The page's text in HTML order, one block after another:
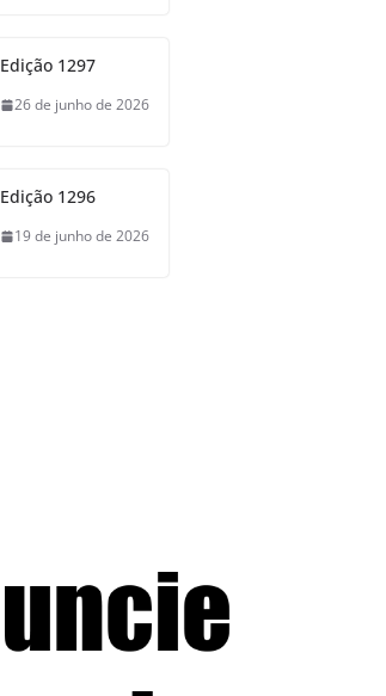
Edição 1297
26 de junho de 2026
Edição 1296
19 de junho de 2026